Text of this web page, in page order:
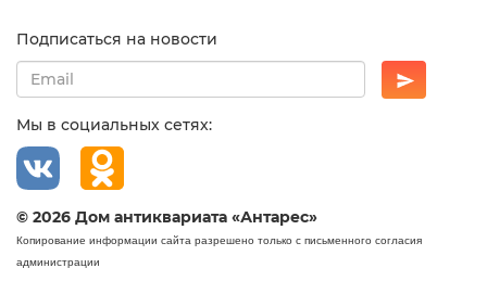
Подписаться на новости
Мы в социальных сетях:
© 2026 Дом антиквариата «Антарес»
Копирование информации сайта разрешено только с письменного согласия
администрации